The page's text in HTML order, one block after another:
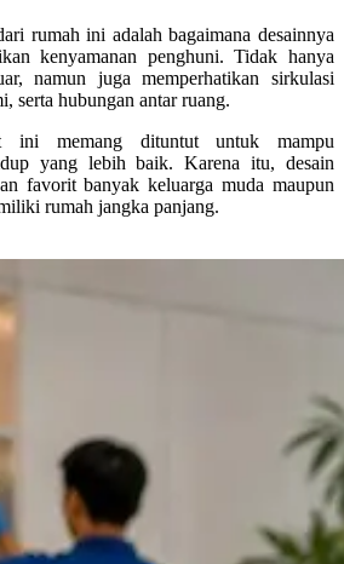
rumah ini adalah bagaimana desainnya
kenyamanan penghuni. Tidak hanya
namun juga memperhatikan sirkulasi
serta hubungan antar ruang.
ini memang dituntut untuk mampu
yang lebih baik. Karena itu, desain
favorit banyak keluarga muda maupun
rumah jangka panjang.